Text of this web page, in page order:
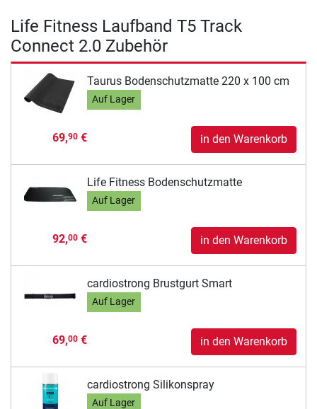
Life Fitness Laufband T5 Track
Connect 2.0 Zubehör
Taurus Bodenschutzmatte 220 x 100 cm
Auf Lager
69,90€ in den Warenkorb
Life Fitness Bodenschutzmatte
Auf Lager
92,00€ in den Warenkorb
cardiostrong Brustgurt Smart
Auf Lager
69,00€ in den Warenkorb
cardiostrong Silikonspray
Auf Lager